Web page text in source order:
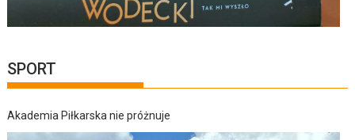
SPORT
Akademia Piłkarska nie próżnuje